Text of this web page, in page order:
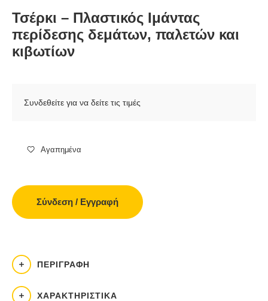
Τσέρκι – Πλαστικός Ιμάντας
περίδεσης δεμάτων, παλετών και
κιβωτίων
Συνδεθείτε για να δείτε τις τιμές
Αγαπημένα
Σύνδεση / Εγγραφή
ΠΕΡΙΓΡΑΦΉ
ΧΑΡΑΚΤΗΡΙΣΤΙΚΆ